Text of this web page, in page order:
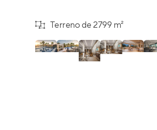
Terreno de 2799 m²